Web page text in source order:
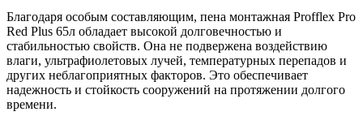
Благодаря особым составляющим, пена монтажная Profflex Pro
Red Plus 65л обладает высокой долговечностью и
стабильностью свойств. Она не подвержена воздействию
влаги, ультрафиолетовых лучей, температурных перепадов и
других неблагоприятных факторов. Это обеспечивает
надежность и стойкость сооружений на протяжении долгого
времени.